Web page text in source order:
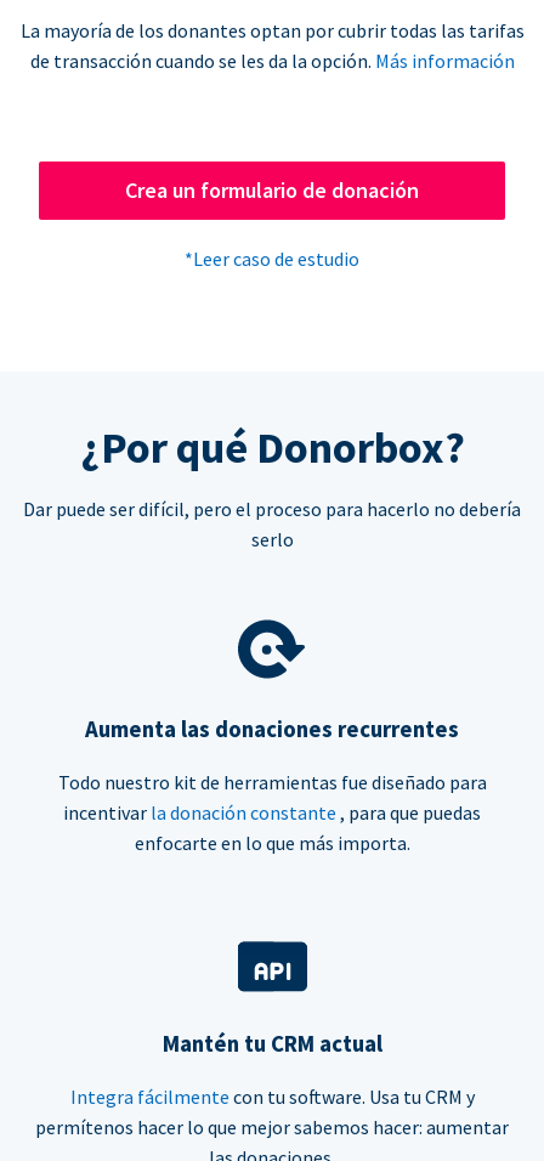
La mayoría de los donantes optan por cubrir todas las tarifas
de transacción cuando se les da la opción. Más información
Crea un formulario de donación
*Leer caso de estudio
¿Por qué Donorbox?
Dar puede ser difícil, pero el proceso para hacerlo no debería
serlo
Aumenta las donaciones recurrentes
Todo nuestro kit de herramientas fue diseñado para
incentivar la donación constante , para que puedas
enfocarte en lo que más importa.
Mantén tu CRM actual
Integra fácilmente con tu software. Usa tu CRM y
permítenos hacer lo que mejor sabemos hacer: aumentar